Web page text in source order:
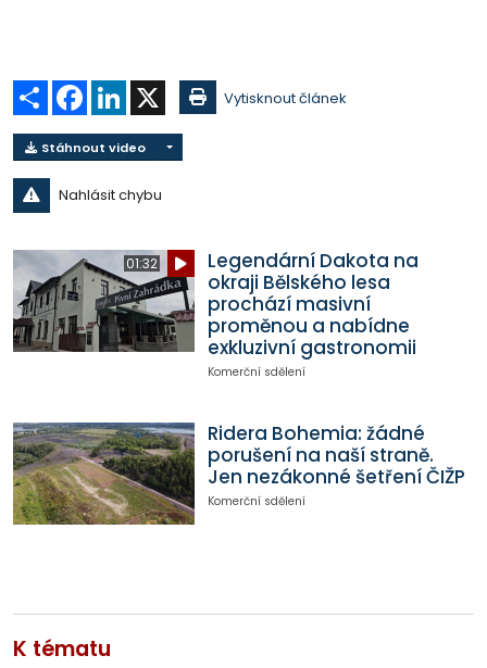
Sdílet Facebook
LinkedIn Vytisknout článek
Stáhnout video
Nahlásit chybu
01:32
Legendární Dakota na
okraji Bělského lesa
prochází masivní
proměnou a nabídne
exkluzivní gastronomii
Komerční sdělení
Ridera Bohemia: žádné
porušení na naší straně.
Jen nezákonné šetření ČIŽP
Komerční sdělení
K tématu